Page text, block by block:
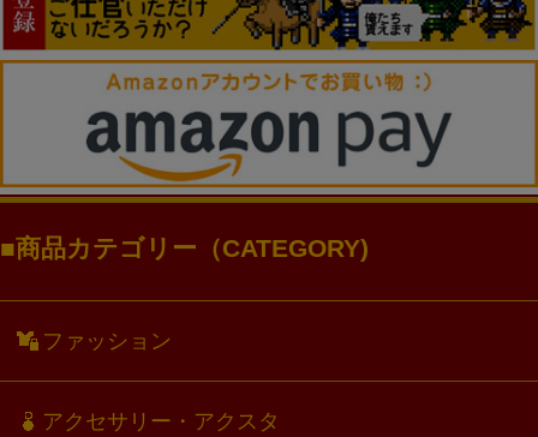
商品カテゴリー（CATEGORY)
ファッション
アクセサリー・アクスタ